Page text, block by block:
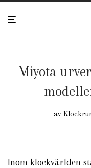
Miyota
av
Inom klockvärlden